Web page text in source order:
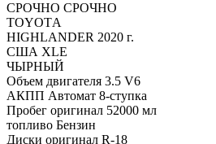
СРОЧНО СРОЧНО
TOYOТA
HIGHLANDER 2020 г.
США XLE
ЧЫРНЫЙ
Объем двигателя 3.5 V6
АКПП Автомат 8-ступка
Пробег оригинал 52000 мл
топливо Бензин
Диски оригинал R-18